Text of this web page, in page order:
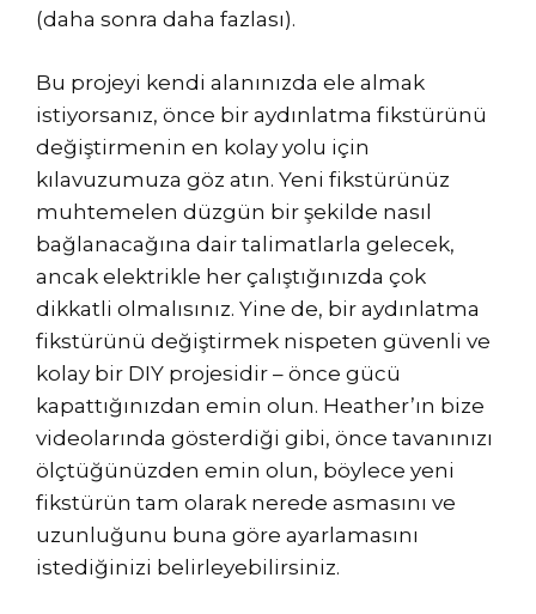
(daha sonra daha fazlası).
Bu projeyi kendi alanınızda ele almak
istiyorsanız, önce bir aydınlatma fikstürünü
değiştirmenin en kolay yolu için
kılavuzumuza göz atın. Yeni fikstürünüz
muhtemelen düzgün bir şekilde nasıl
bağlanacağına dair talimatlarla gelecek,
ancak elektrikle her çalıştığınızda çok
dikkatli olmalısınız. Yine de, bir aydınlatma
fikstürünü değiştirmek nispeten güvenli ve
kolay bir DIY projesidir – önce gücü
kapattığınızdan emin olun. Heather’ın bize
videolarında gösterdiği gibi, önce tavanınızı
ölçtüğünüzden emin olun, böylece yeni
fikstürün tam olarak nerede asmasını ve
uzunluğunu buna göre ayarlamasını
istediğinizi belirleyebilirsiniz.